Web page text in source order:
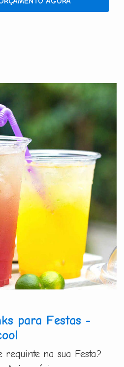
para Festas -
requinte na sua Festa?